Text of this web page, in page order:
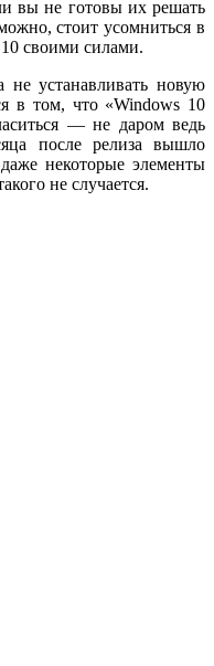
вы не готовы их решать
стоит усомниться в
своими силами.
не устанавливать новую
в том, что «Windows 10
— не даром ведь
после релиза вышло
некоторые элементы
не случается.